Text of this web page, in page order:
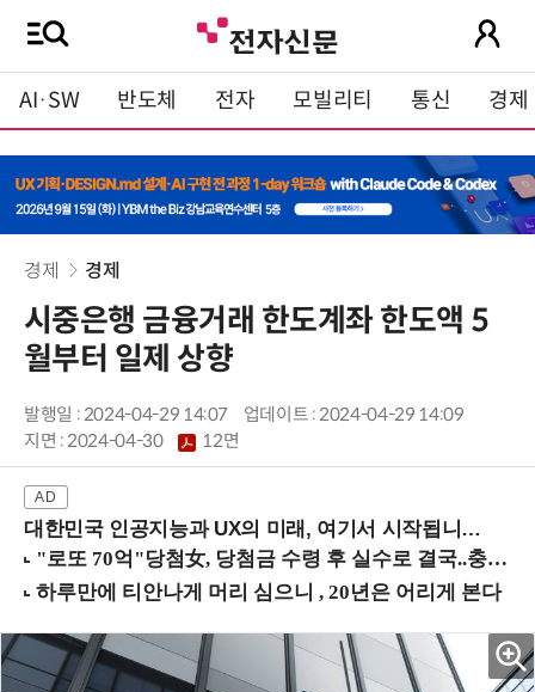
AI·SW 반도체 전자 모빌리티 통신 경제
경제 경제
시중은행 금융거래 한도계좌 한도액 5
월부터 일제 상향
발행일 : 2024-04-29 14:07
업데이트 : 2024-04-29 14:09
지면 :2024-04-30 12면
대한민국 인공지능과 UX의 미래, 여기서 시작됩니다! (9/2 강남역)